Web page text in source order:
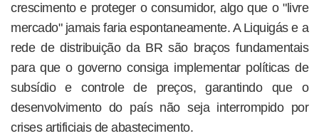
crescimento e proteger o consumidor, algo que o "livre
mercado" jamais faria espontaneamente. A Liquigás e a
rede de distribuição da BR são braços fundamentais
para que o governo consiga implementar políticas de
subsídio e controle de preços, garantindo que o
desenvolvimento do país não seja interrompido por
crises artificiais de abastecimento.